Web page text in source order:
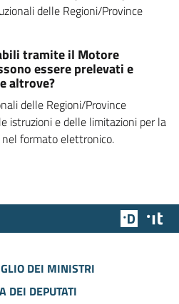
delle Regioni/Province
tramite il Motore
essere prelevati e
altrove?
delle Regioni/Province
istruzioni e delle limitazioni per la
formato elettronico.
Team
DEI MINISTRI
DEI DEPUTATI